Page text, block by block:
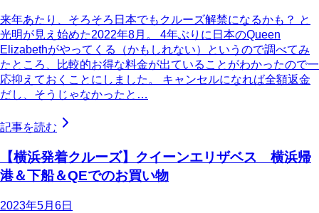
来年あたり、そろそろ日本でもクルーズ解禁になるかも？ と
光明が見え始めた2022年8月。 4年ぶりに日本のQueen
Elizabethがやってくる（かもしれない）というので調べてみ
たところ、比較的お得な料金が出ていることがわかったので一
応抑えておくことにしました。 キャンセルになれば全額返金
だし、そうじゃなかったと…
記事を読む
【横浜発着クルーズ】クイーンエリザベス 横浜帰
港＆下船＆QEでのお買い物
2023年5月6日